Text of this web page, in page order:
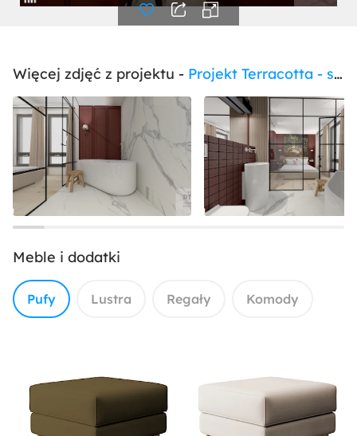
Więcej zdjęć z projektu - Projekt Terracotta - strefa prywatna 2019
Meble i dodatki
Pufy Lustra Regały Komody